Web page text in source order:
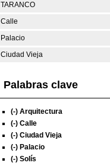
TARANCO
Calle
Palacio
Ciudad Vieja
Palabras clave
(-) Arquitectura
(-) Calle
(-) Ciudad Vieja
(-) Palacio
(-) Solís